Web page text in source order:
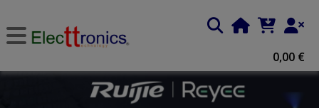
0,00 €